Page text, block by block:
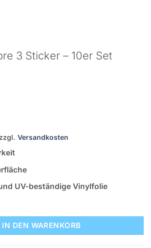
3 Sticker – 10er Set
Versandkosten
UV-beständige Vinylfolie
IN DEN WARENKORB